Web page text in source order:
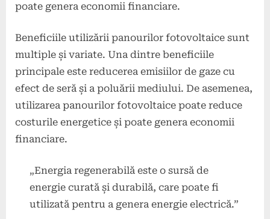
poate genera economii financiare.
Beneficiile utilizării panourilor fotovoltaice sunt
multiple și variate. Una dintre beneficiile
principale este reducerea emisiilor de gaze cu
efect de seră și a poluării mediului. De asemenea,
utilizarea panourilor fotovoltaice poate reduce
costurile energetice și poate genera economii
financiare.
„Energia regenerabilă este o sursă de
energie curată și durabilă, care poate fi
utilizată pentru a genera energie electrică.”